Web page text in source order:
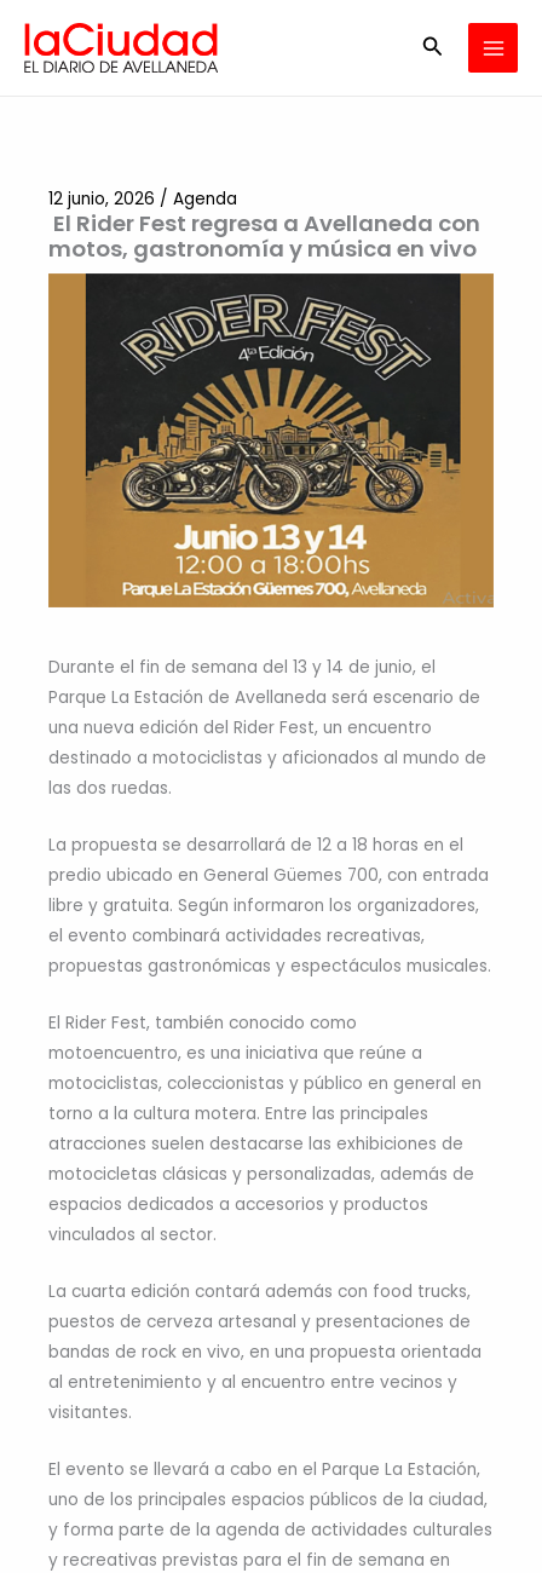
contenido
Buscar
El Rider Fest regresa a Avellaneda con
motos, gastronomía y música en vivo
12 junio, 2026 / Agenda
Durante el fin de semana del 13 y 14 de junio, el
Parque La Estación de Avellaneda será escenario de
una nueva edición del Rider Fest, un encuentro
destinado a motociclistas y aficionados al mundo de
las dos ruedas.
La propuesta se desarrollará de 12 a 18 horas en el
predio ubicado en General Güemes 700, con entrada
libre y gratuita. Según informaron los organizadores,
el evento combinará actividades recreativas,
propuestas gastronómicas y espectáculos musicales.
El Rider Fest, también conocido como
motoencuentro, es una iniciativa que reúne a
motociclistas, coleccionistas y público en general en
torno a la cultura motera. Entre las principales
atracciones suelen destacarse las exhibiciones de
motocicletas clásicas y personalizadas, además de
espacios dedicados a accesorios y productos
vinculados al sector.
La cuarta edición contará además con food trucks,
puestos de cerveza artesanal y presentaciones de
bandas de rock en vivo, en una propuesta orientada
al entretenimiento y al encuentro entre vecinos y
visitantes.
El evento se llevará a cabo en el Parque La Estación,
uno de los principales espacios públicos de la ciudad,
y forma parte de la agenda de actividades culturales
y recreativas previstas para el fin de semana en